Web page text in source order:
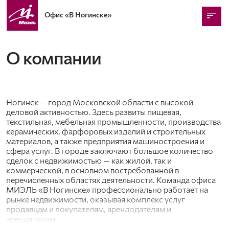
Офис«В Ногинске»
О компании
Ногинск — город Московской области с высокой
деловой активностью. Здесь развиты пищевая,
текстильная, мебельная промышленности, производства
керамических, фарфоровых изделий и строительных
материалов, а также предприятия машиностроения и
сфера услуг. В городе заключают большое количество
сделок с недвижимостью — как жилой, так и
коммерческой, в основном востребованной в
перечисленных областях деятельности. Команда офиса
МИЭЛЬ «В Ногинске» профессионально работает на
рынке недвижимости, оказывая комплекс услуг
продавцам и покупателям, арендодателям и
арендаторам.